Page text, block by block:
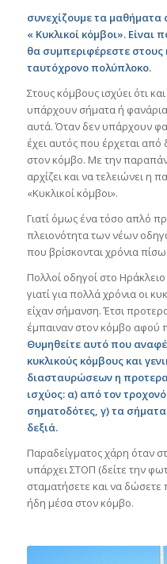
συνεχίζουμε τα μαθήματα
« Κυκλικοί κόμβοι».
θα συμπεριφέρεστε στους
ταυτόχρονο πολύπλοκο.
Στους κόμβους ισχύει ότι
υπάρχουν σήματα ή
αυτά. Όταν δεν υπάρχουν
έχει αυτός που έρχεται
στον κόμβο. Με την
αρχίζει και να τελειώνει η
«Κυκλικοί κόμβοι».
Γιατί όμως ένα τόσο απλό
πλειονότητα των νέων
που βρίσκονται χρόνια πίσω
Πολλοί οδηγοί στο
γιατί για πολλά χρόνια οι
είχαν σήμανση. Έτσι
έμπαιναν στον κόμβο αφού
Θυμηθείτε αυτό που
κυκλικούς κόμβους και
διασταυρώσεων η
ισχύος: α) από τον
σηματοδότες, γ) τα
δεξιά.
Παραδείγματος χάρη όταν
υπάρχει ΣΤΟΠ (δείτε την
σταματήσετε και να δώσετε
ήδη μέσα στον κόμβο.